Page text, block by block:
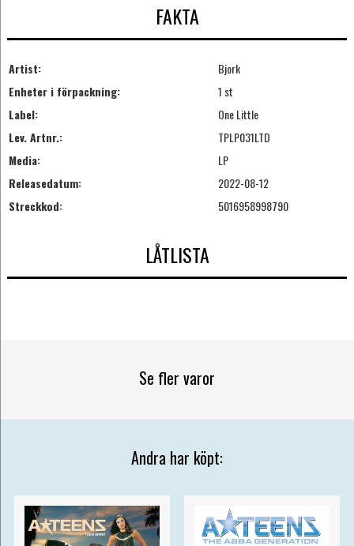
FAKTA
Artist:
Bjork
Enheter i förpackning:
1 st
Label:
One Little
Lev. Artnr.:
TPLP031LTD
Media:
LP
Releasedatum:
2022-08-12
Streckkod:
5016958998790
LÅTLISTA
Se fler varor
Andra har köpt: